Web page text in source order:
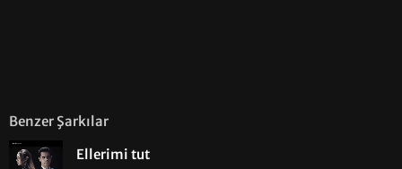
Benzer Şarkılar
Ellerimi tut